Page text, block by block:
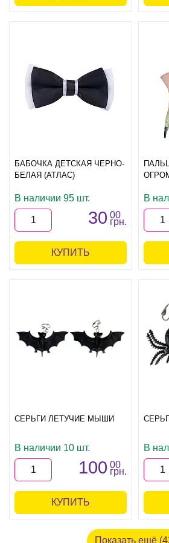
БАБОЧКА ДЕТСКАЯ ЧЕРНО-
БЕЛАЯ (АТЛАС)
В наличии 95 шт.
30 00
грн.
КУПИТЬ
В
СЕРЬГИ ЛЕТУЧИЕ МЫШИ
В наличии 10 шт.
100 00
грн.
КУПИТЬ
В
Показать ещё